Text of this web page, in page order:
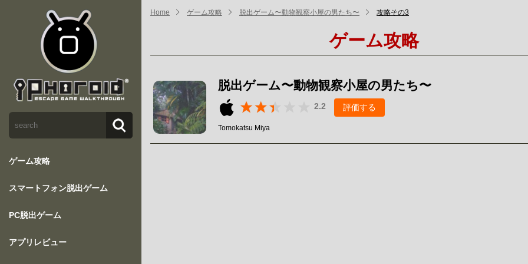
ゲーム攻略
スマートフォン脱出ゲーム
PC脱出ゲーム
アプリレビュー
Home ゲーム攻略 脱出ゲーム〜動物観察小屋の男たち〜 攻略その3
ゲーム攻略
脱出ゲーム〜動物観察小屋の男たち〜
2.2 評価する
Tomokatsu Miya